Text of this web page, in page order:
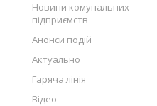
Новини комунальних
підприємств
Анонси подій
Актуально
Гаряча лінія
Відео